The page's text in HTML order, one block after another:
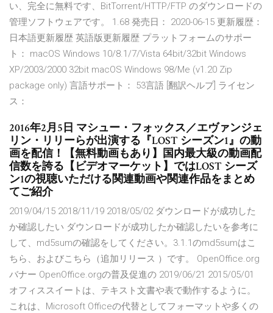
い、完全に無料です、BitTorrent/HTTP/FTP のダウンロードの
管理ソフトウェアです。 1.68 発売日： 2020-06-15 更新履歴：
日本語更新履歴 英語版更新履歴 プラットフォームのサポー
ト： macOS Windows 10/8.1/7/Vista 64bit/32bit Windows
XP/2003/2000 32bit macOS Windows 98/Me (v1.20 Zip
package only) 言語サポート： 53言語 [翻訳ヘルプ] ライセン
ス：
2016年2月5日 マシュー・フォックス／エヴァンジェ
リン・リリーらが出演する『LOST シーズン1』の動
画を配信！【無料動画もあり】国内最大級の動画配
信数を誇る【ビデオマーケット】ではLOST シーズ
ン1の視聴いただける関連動画や関連作品をまとめ
てご紹介
2019/04/15 2018/11/19 2018/05/02 ダウンロードが成功した
か確認したい ダウンロードが成功したか確認したいを参考に
して、md5sumの確認をしてください。3.1.1のmd5sumはこ
ちら、およびこちら（追加リリース ）です。 OpenOffice.org
バナー OpenOffice.orgの普及促進の 2019/06/21 2015/05/01
オフィススイートは、テキスト文書や表で動作するように。
これは、Microsoft Officeの代替としてフォーマットや多くの